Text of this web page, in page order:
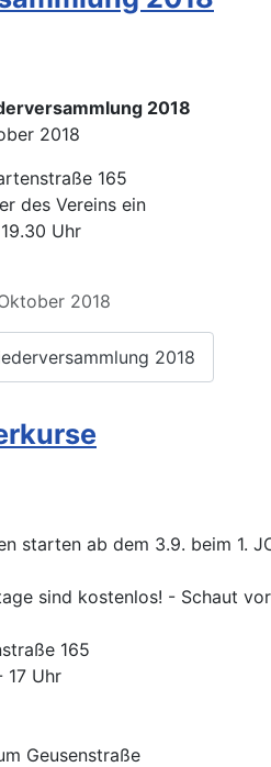
2018
2018
165
des Vereins ein
Uhr
2018
2018
starten ab dem 3.9. beim 1.
sind kostenlos! - Schaut
165
17 Uhr
Geusenstraße